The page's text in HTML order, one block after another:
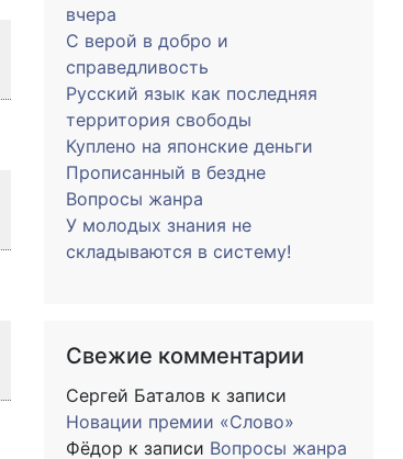
вчера
С верой в добро и
справедливость
Русский язык как последняя
территория свободы
Куплено на японские деньги
Прописанный в бездне
Вопросы жанра
У молодых знания не
складываются в систему!
Свежие комментарии
Сергей Баталов к записи
Новации премии «Слово»
Фёдор к записи Вопросы жанра